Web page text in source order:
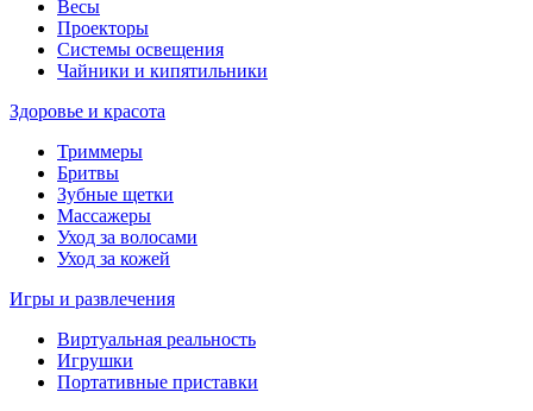
Весы
Проекторы
Системы освещения
Чайники и кипятильники
Здоровье и красота
Триммеры
Бритвы
Зубные щетки
Массажеры
Уход за волосами
Уход за кожей
Игры и развлечения
Виртуальная реальность
Игрушки
Портативные приставки